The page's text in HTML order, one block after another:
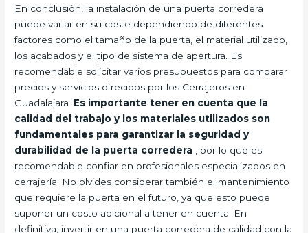
En conclusión, la instalación de una puerta corredera
puede variar en su coste dependiendo de diferentes
factores como el tamaño de la puerta, el material utilizado,
los acabados y el tipo de sistema de apertura. Es
recomendable solicitar varios presupuestos para comparar
precios y servicios ofrecidos por los Cerrajeros en
Guadalajara. Es importante tener en cuenta que la
calidad del trabajo y los materiales utilizados son
fundamentales para garantizar la seguridad y
durabilidad de la puerta corredera
, por lo que es
recomendable confiar en profesionales especializados en
cerrajería. No olvides considerar también el mantenimiento
que requiere la puerta en el futuro, ya que esto puede
suponer un costo adicional a tener en cuenta. En
definitiva, invertir en una puerta corredera de calidad con la